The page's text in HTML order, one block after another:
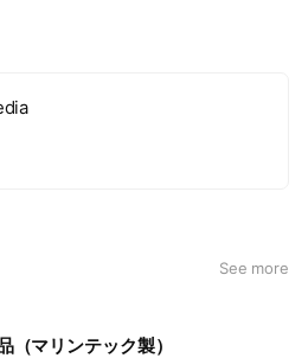
See more
（マリンテック製）